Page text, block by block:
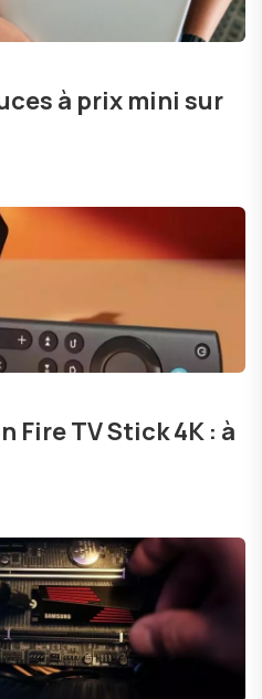
à prix mini sur
Fire TV Stick 4K : à